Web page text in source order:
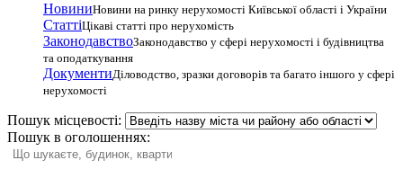
НовиниНовини на ринку нерухомості Київської області і України
СтаттіЦікаві статті про нерухомість
ЗаконодавствоЗаконодавство у сфері нерухомості і будівництва
та оподаткування
ДокументиДіловодство, зразки договорів та багато іншого у сфері
нерухомості
Пошук місцевості:
Пошук в оголошеннях: